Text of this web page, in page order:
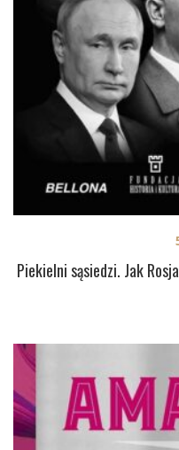
Piekielni sąsiedzi. Jak